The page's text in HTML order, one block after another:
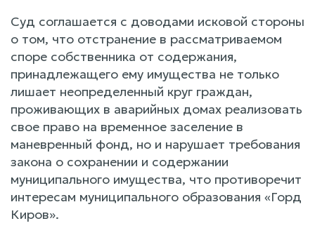
Суд соглашается с доводами исковой стороны
о том, что отстранение в рассматриваемом
споре собственника от содержания,
принадлежащего ему имущества не только
лишает неопределенный круг граждан,
проживающих в аварийных домах реализовать
свое право на временное заселение в
маневренный фонд, но и нарушает требования
закона о сохранении и содержании
муниципального имущества, что противоречит
интересам муниципального образования «Горд
Киров».